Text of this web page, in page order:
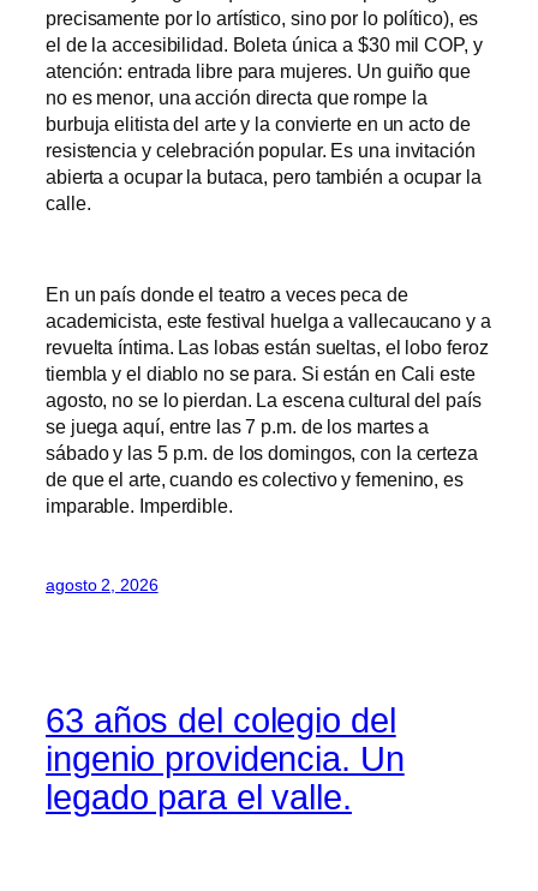
precisamente por lo artístico, sino por lo político), es
el de la accesibilidad. Boleta única a $30 mil COP, y
atención: entrada libre para mujeres. Un guiño que
no es menor, una acción directa que rompe la
burbuja elitista del arte y la convierte en un acto de
resistencia y celebración popular. Es una invitación
abierta a ocupar la butaca, pero también a ocupar la
calle.
En un país donde el teatro a veces peca de
academicista, este festival huelga a vallecaucano y a
revuelta íntima. Las lobas están sueltas, el lobo feroz
tiembla y el diablo no se para. Si están en Cali este
agosto, no se lo pierdan. La escena cultural del país
se juega aquí, entre las 7 p.m. de los martes a
sábado y las 5 p.m. de los domingos, con la certeza
de que el arte, cuando es colectivo y femenino, es
imparable. Imperdible.
agosto 2, 2026
63 años del colegio del
ingenio providencia. Un
legado para el valle.